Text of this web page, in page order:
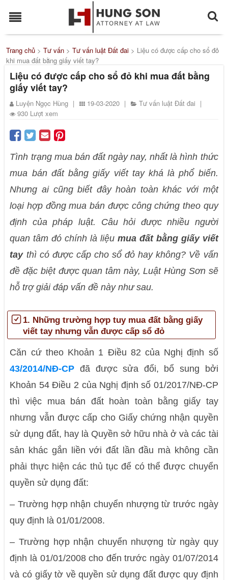
Trang chủ >Tư vấn >Tư vấn luật Đất đai > Liệu có được cấp cho sổ đỏ
khi mua đất bằng giấy viết tay?
Liệu có được cấp cho sổ đỏ khi mua đất bằng
giấy viết tay?
Luyện Ngọc Hùng | 19-03-2020 | Tư vấn luật Đất đai |
930 Lượt xem
Tình trạng mua bán đất ngày nay, nhất là hình thức
mua bán đất bằng giấy viết tay khá là phổ biến.
Nhưng ai cũng biết đây hoàn toàn khác với một
loại hợp đồng mua bán được công chứng theo quy
định của pháp luật. Câu hỏi được nhiều người
quan tâm đó chính là liệu mua đất bằng giấy viết
taythì có được cấp cho sổ đỏ hay không? Về vấn
đề đặc biệt được quan tâm này, Luật Hùng Sơn sẽ
hỗ trợ giải đáp vấn đề này như sau.
1. Những trường hợp tuy mua đất bằng giấy
viết tay nhưng vẫn được cấp sổ đỏ
Căn cứ theo Khoản 1 Điều 82 của Nghị định số
43/2014/NĐ-CP đã được sửa đổi, bổ sung bởi
Khoản 54 Điều 2 của Nghị định số 01/2017/NĐ-CP
thì việc mua bán đất hoàn toàn bằng giấy tay
nhưng vẫn được cấp cho Giấy chứng nhận quyền
sử dụng đất, hay là Quyền sở hữu nhà ở và các tài
sản khác gắn liền với đất lần đầu mà không cần
phải thực hiện các thủ tục để có thể được chuyển
quyền sử dụng đất:
– Trường hợp nhận chuyển nhượng từ trước ngày
quy định là 01/01/2008.
– Trường hợp nhận chuyển nhượng từ ngày quy
định là 01/01/2008 cho đến trước ngày 01/07/2014
và có giấy tờ về quyền sử dụng đất được quy định